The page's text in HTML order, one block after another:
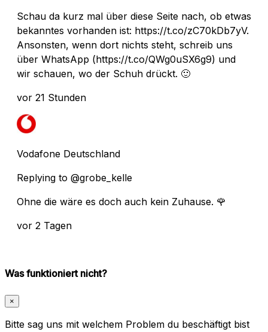
Schau da kurz mal über diese Seite nach, ob etwas
bekanntes vorhanden ist: https://t.co/zC70kDb7yV.
Ansonsten, wenn dort nichts steht, schreib uns
über WhatsApp (https://t.co/QWg0uSX6g9) und
wir schauen, wo der Schuh drückt. 🙂
vor 21 Stunden
Vodafone Deutschland
Replying to @grobe_kelle
Ohne die wäre es doch auch kein Zuhause. 🌹
vor 2 Tagen
Was funktioniert nicht?
×
Bitte sag uns mit welchem Problem du beschäftigt bist